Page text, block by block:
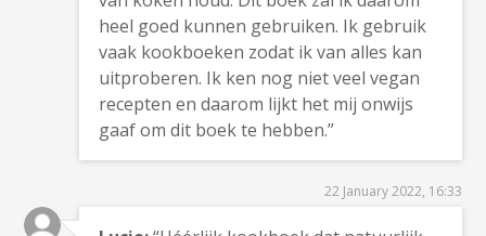
heel goed kunnen gebruiken. Ik gebruik
vaak kookboeken zodat ik van alles kan
uitproberen. Ik ken nog niet veel vegan
recepten en daarom lijkt het mij onwijs
gaaf om dit boek te hebben.”
22 January 2022, 16:33